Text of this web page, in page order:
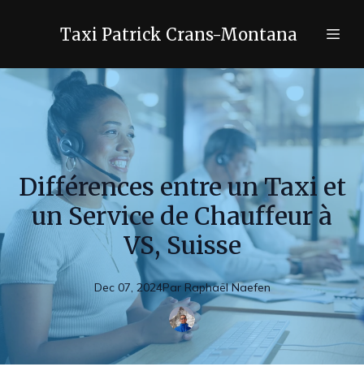
Taxi Patrick Crans-Montana
Différences entre un Taxi et
un Service de Chauffeur à
VS, Suisse
Dec 07, 2024Par Raphaël Naefen